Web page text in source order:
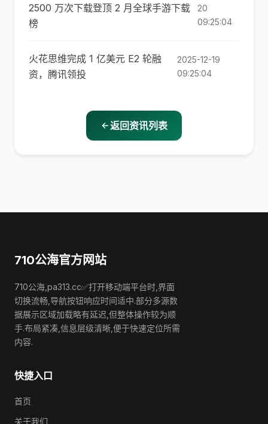
2500 万次下载登顶 2 月全球手游下载
榜
20
09:25:04
火花思维完成 1 亿美元 E2 轮融
资，腾讯领投
2025-12-19
09:25:04
返回资讯列表
710公海官方网站
710公海,pa313.cc✅打开移动端平台时,界面
切换流畅,导航按钮响应时间适中.部分多源数
据展示区域加载略有延迟,但整体操作较为顺
手.布局紧凑,信息层级清晰,便于快速定位所需
内容.
快捷入口
首页
关于我们